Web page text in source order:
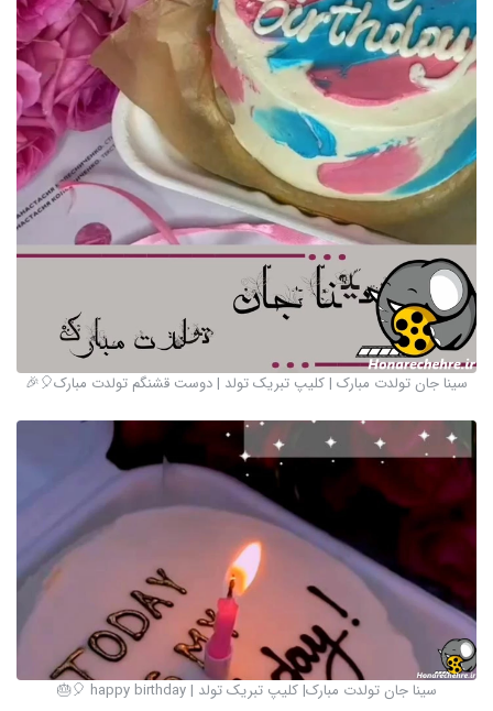
سینا جان تولدت مبارک | کلیپ تبریک تولد | دوست قشنگم تولدت مبارک🎈🎉
سینا جان تولدت مبارک| کلیپ تبریک تولد | happy birthday 🎈🎂